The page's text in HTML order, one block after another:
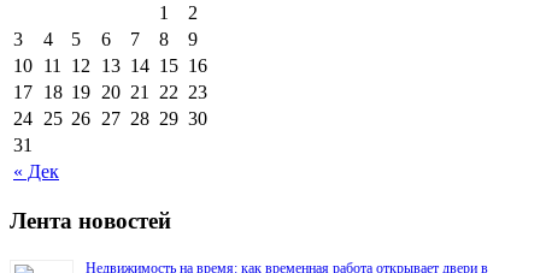
« Дек
1
2
3
4 5 6 7 8
9
10 11 12 13 14 15 16
17 18 19 20 21 22 23
24 25 26 27 28 29 30
31
Лента новостей
Недвижимость на время: как временная работа открывает двери в